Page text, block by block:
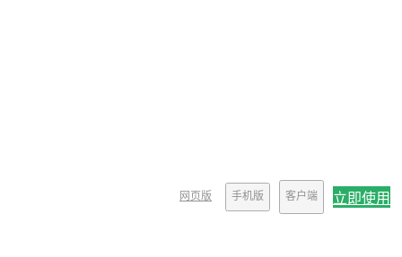
网页版 手机版 客户端 立即使用